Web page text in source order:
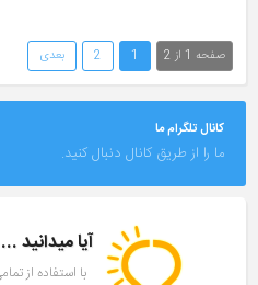
صفحه 1 از 2 1
2 بعدی
کانال تلگرام ما
ما را از طریق کانال دنبال کنید.
آیا میدانید ...
با استفاده از